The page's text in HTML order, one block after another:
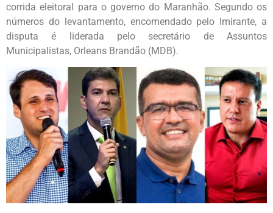
corrida eleitoral para o governo do Maranhão. Segundo os
números do levantamento, encomendado pelo Imirante, a
disputa é liderada pelo secretário de Assuntos
Municipalistas, Orleans Brandão (MDB).